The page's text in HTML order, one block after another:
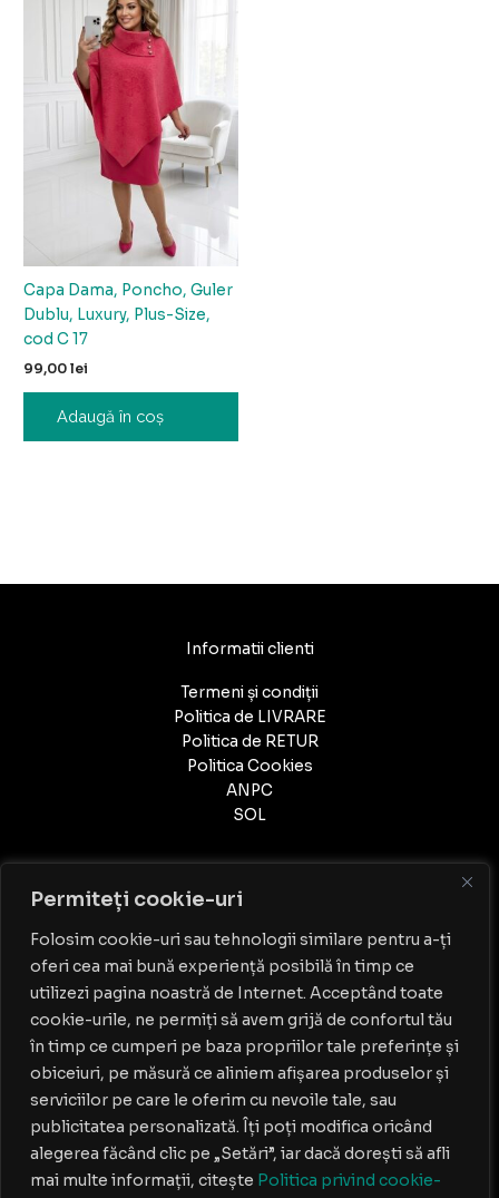
Permiteți cookie-uri
Folosim cookie-uri sau tehnologii similare pentru a-ți
oferi cea mai bună experiență posibilă în timp ce
utilizezi pagina noastră de Internet. Acceptând toate
cookie-urile, ne permiți să avem grijă de confortul tău
în timp ce cumperi pe baza propriilor tale preferințe și
obiceiuri, pe măsură ce aliniem afișarea produselor și
serviciilor pe care le oferim cu nevoile tale, sau
publicitatea personalizată. Îți poți modifica oricând
alegerea făcând clic pe „Setări”, iar dacă dorești să afli
mai multe informații, citește Politica privind cookie-
Capa Dama, Poncho, Guler
Dublu, Luxury, Plus-Size,
cod C 17
99,00lei
Adaugă în coș
Contact
PROGRAM: Luni-Vineri: 9:00 - 18:00
0749.139.933
AMA BOUTIQUE SRL
CIF: 38995816
Nr. Reg. Com.: J40/3350/2018
Str.Melodiei nr.62,sect 2, Bucuresti
contact@dress-lovers.ro
Informatii clienti
Termeni și condiții
Politica de LIVRARE
Politica de RETUR
Politica Cookies
ANPC
SOL